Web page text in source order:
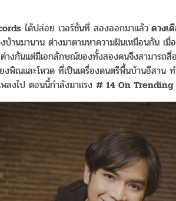
ได้ปล่อย เวอร์ชั่นที่ สองออกมาแล้ว ดวงเ
บ้านมานาน ต่างมาตามหาความฝันเหมือนกัน เ
างกันเเต่มีเอกลักษณ์ของทั้งสองคนจึงสามารถสื่
งพิณเเละโหวด ที่เป็นเครื่องดนตรีพื้นบ้านอีสา
ลงไป ตอนนี้กำลังมาแรง # 14 On Trending